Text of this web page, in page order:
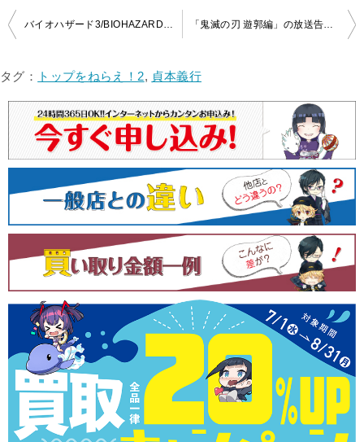
投
ナ
シ
ョ
タグ： トップをねらえ！2, 貞本義行